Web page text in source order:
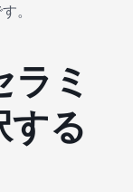
。
ミ
する